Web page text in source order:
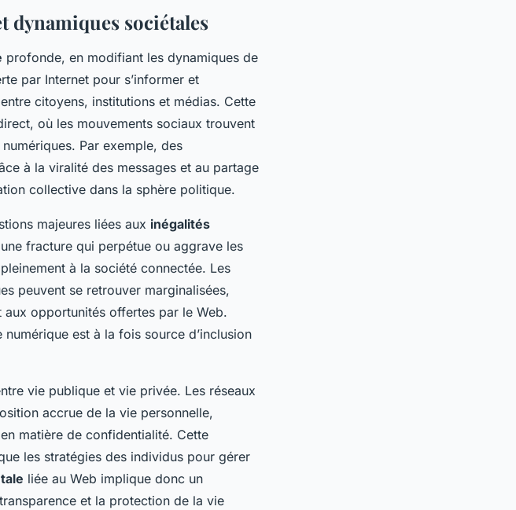
dynamiques sociétales
profonde, en modifiant les dynamiques de
par Internet pour s’informer et
citoyens, institutions et médias. Cette
où les mouvements sociaux trouvent
Par exemple, des
à la viralité des messages et au partage
collective dans la sphère politique.
majeures liées aux inégalités
fracture qui perpétue ou aggrave les
à la société connectée. Les
peuvent se retrouver marginalisées,
opportunités offertes par le Web.
numérique est à la fois source d’inclusion
vie publique et vie privée. Les réseaux
accrue de la vie personnelle,
matière de confidentialité. Cette
les stratégies des individus pour gérer
liée au Web implique donc un
et la protection de la vie